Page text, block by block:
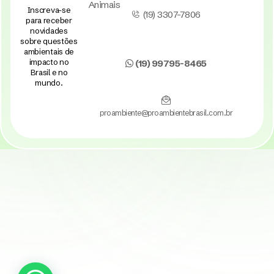
Inscreva-se
para receber
novidades
sobre questões
ambientais de
impacto no
Brasil e no
mundo.
Animais
(19) 3307-7806
(19) 99795-8465
proambiente@proambientebrasil.com.br